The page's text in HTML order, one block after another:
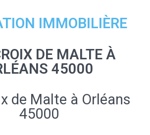
IMMOBILIÈRE
DE MALTE À
45000
de Malte à Orléans
45000